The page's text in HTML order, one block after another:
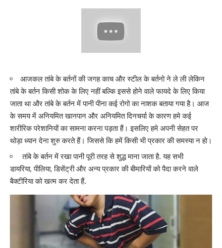
आजकल तांबे के बर्तनों की जगह काच और स्टील के बर्तनो ने ले ली लेकिन
तांबे के बर्तन किसी शोक के लिए नहीं बल्कि इससे होने वाले फायदे के लिए किया
जाता था और तांबे के बर्तन में पानी पीना कई रोगो कानाशक बताया गया है। आज
के समय में अनियमित खानपान और अनियमित दिनचर्या के कारण हमे कई
शारीरिक परेशानियों का सामना करना पड़ता हैं। इसलिए हमे अपनी सेहत पर
थोड़ा ध्यान देना शुरु करते हैं। जिससे कि हमें किसी भी प्रकार की समस्या न हो।
तांबे के बर्तन में रखा पानी पूरी तरह से शुद्ध माना जाता है. यह सभी
डायरिया,पीलिया, डिसेंट्री और अन्य प्रकार की बीमारियों को पैदा करने वाले
बैक्टीरिया को खत्म कर देता हैं.